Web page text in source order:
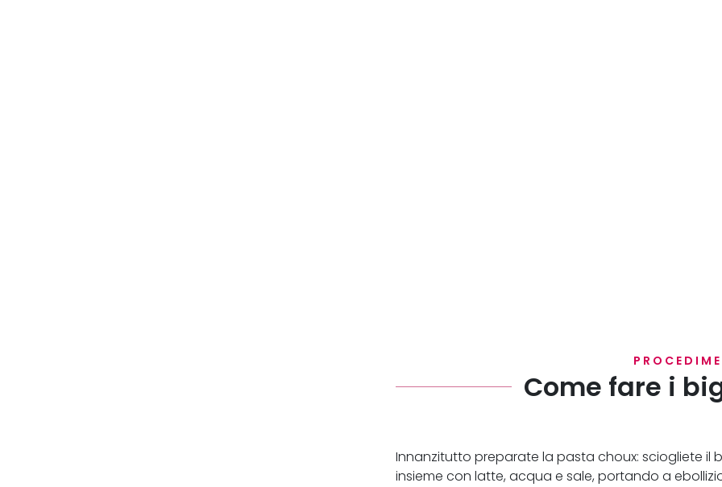
Come fare i
Innanzitutto preparate la pasta choux: sciogliete il
insieme con latte, acqua e sale, portando a